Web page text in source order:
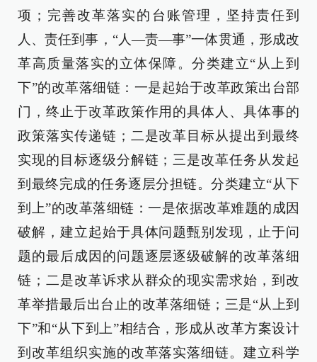
项；完善改革落实的台账管理，坚持责任到
人、责任到事，“人—责—事”一体贯通，形成改
革高质量落实的立体保障。分类建立“从上到
下”的改革落细链：一是起始于改革政策出台部
门，终止于改革政策作用的具体人、具体事的
政策落实传递链；二是改革目标从提出到最终
实现的目标逐级分解链；三是改革任务从发起
到最终完成的任务逐层分担链。分类建立“从下
到上”的改革落细链：一是依据改革难题的成因
破解，建立起始于具体问题甄别发现，止于问
题的最后成因的问题逐层逐级破解的改革落细
链；二是改革诉求从群众的现实需求始，到改
革举措最后出台止的改革落细链；三是“从上到
下”和“从下到上”相结合，形成从改革方案设计
到改革组织实施的改革落实落细链。建立科学